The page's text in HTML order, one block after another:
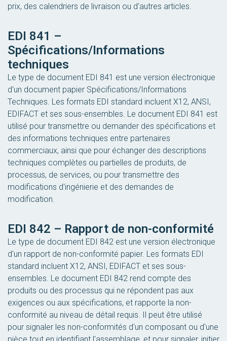
prix, des calendriers de livraison ou d'autres articles.
EDI 841 –
Spécifications/Informations
techniques
Le type de document EDI 841 est une version électronique
d'un document papier Spécifications/Informations
Techniques. Les formats EDI standard incluent X12, ANSI,
EDIFACT et ses sous-ensembles. Le document EDI 841 est
utilisé pour transmettre ou demander des spécifications et
des informations techniques entre partenaires
commerciaux, ainsi que pour échanger des descriptions
techniques complètes ou partielles de produits, de
processus, de services, ou pour transmettre des
modifications d'ingénierie et des demandes de
modification.
EDI 842 – Rapport de non-conformité
Le type de document EDI 842 est une version électronique
d'un rapport de non-conformité papier. Les formats EDI
standard incluent X12, ANSI, EDIFACT et ses sous-
ensembles. Le document EDI 842 rend compte des
produits ou des processus qui ne répondent pas aux
exigences ou aux spécifications, et rapporte la non-
conformité au niveau de détail requis. Il peut être utilisé
pour signaler les non-conformités d'un composant ou d'une